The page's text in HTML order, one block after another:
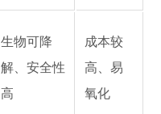
生物可降
解、安全性
高
成本较
高、易
氧化